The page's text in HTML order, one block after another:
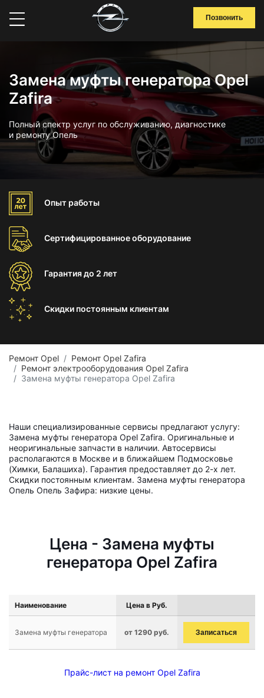
Позвонить
Замена муфты генератора Opel
Zafira
Полный спектр услуг по обслуживанию, диагностике
и ремонту Опель
Опыт работы
Сертифицированноеоборудование
Гарантиядо 2 лет
Скидки постоянным клиентам
Ремонт Opel
Ремонт Opel Zafira
Ремонт электрооборудования Opel Zafira
Замена муфты генератора Opel Zafira
Наши специализированные сервисы предлагают услугу:
Замена муфты генератора Opel Zafira. Оригинальные и
неоригинальные запчасти в наличии. Автосервисы
располагаются в Москве и в ближайшем Подмосковье
(Химки, Балашиха). Гарантия предоставляет до 2-х лет.
Скидки постоянным клиентам. Замена муфты генератора
Опель Опель Зафира: низкие цены.
Цена - Замена муфты
генератора Opel Zafira
Наименование Цена в Руб.
Замена муфты генератора от 1290 руб. Записаться
Прайс-лист на ремонт Opel Zafira